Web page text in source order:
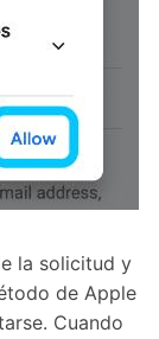
la solicitud y
de Apple
Cuando